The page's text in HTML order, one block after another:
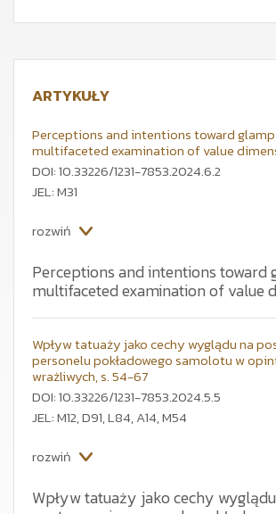
ARTYKUŁY
Perceptions and intentions toward
multifaceted examination of value
DOI: 10.33226/1231-7853.2024.6.2
JEL: M31
rozwiń
Perceptions and intentions toward
multifaceted examination of value
wieloaspektowa analiza wymiarów
The growing trend of glamping, an
seamlessly combines the tranquillity of
luxury amenities, has witnessed
over recent years. This study delves into
interplay between the perceived values
glamping and the ensuing booking
Modelling (SEM), we conducted a
perceived glamping value and their
intentions. Our findings highlight the
Wpływ tatuaży jako cechy wyglądu na
personelu pokładowego samolotu w
wrażliwych, s. 54-67
DOI: 10.33226/1231-7853.2024.5.5
JEL: M12, D91, L84, A14, M54
rozwiń
Wpływ tatuaży jako cechy